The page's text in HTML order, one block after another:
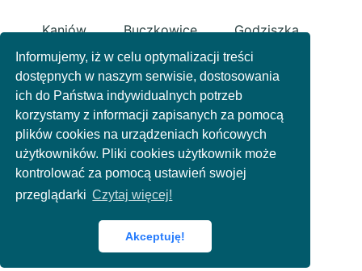
Informujemy, iż w celu optymalizacji treści
dostępnych w naszym serwisie, dostosowania
ich do Państwa indywidualnych potrzeb
korzystamy z informacji zapisanych za pomocą
plików cookies na urządzeniach końcowych
użytkowników. Pliki cookies użytkownik może
kontrolować za pomocą ustawień swojej
przeglądarki Czytaj więcej!
Akceptuję!
Kaniów Buczkowice Godziszka
Kalna Rybarzowice Bestwina
Janowice Polityka prywatności
Kontakt
© 2025 by 2bemarket.com
Wersja2022.1
Created with Metro 4